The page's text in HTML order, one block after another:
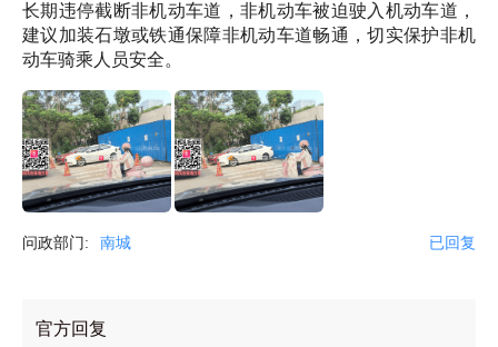
长期违停截断非机动车道，非机动车被迫驶入机动车道，
建议加装石墩或铁通保障非机动车道畅通，切实保护非机
动车骑乘人员安全。
问政部门: 南城 已回复
官方回复